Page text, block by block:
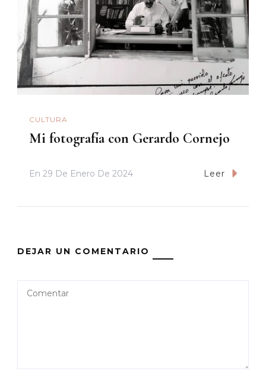
CULTURA
Mi fotografía con Gerardo Cornejo
En 29 De Enero De 2024 Leer
DEJAR UN COMENTARIO